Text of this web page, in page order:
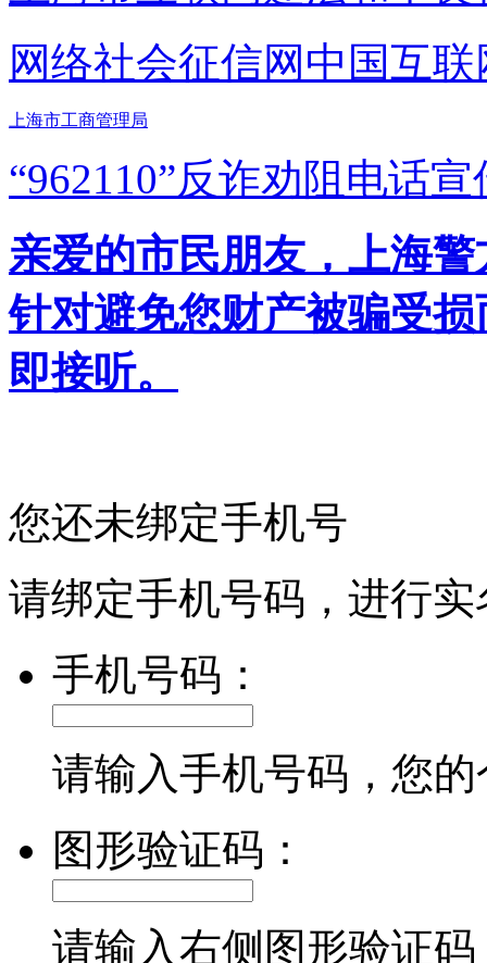
网络社会征信网 中国互
上海市工商管理局
“962110”反诈劝阻电话宣
亲爱的市民朋友，上海
针对避免您财产被骗受
即接听。
您还未绑定手机号
请绑定手机号码，进行
手机号码：
请输入手机号码，您
图形验证码：
请输入右侧图形验证码